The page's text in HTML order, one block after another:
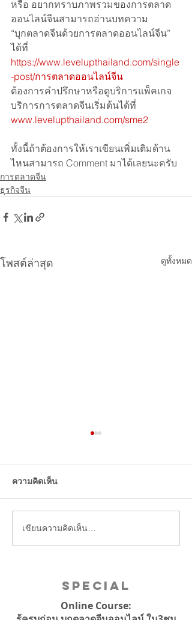
หรือ อยากทราบภาพรวมของการตลาด
ออนไลน์จีนสามารถอ่านบทความ
“บุกตลาดจีนด้วยการตลาดออนไลน์จีน”
ได้ที่
https://www.levelupthailand.com/single
-post/การตลาดออนไลน์จีน
ต้องการคำปรึกษาหรือดูบริการแพ็คเกจ
บริการการตลาดจีนเริ่มต้นได้ที่
www.levelupthailand.com/sme2
ทั้งนี้ถ้าต้องการให้เราเขียนเพิ่มเติมด้าน
ไหนสามารถ Comment มาได้เลยนะครับ
การตลาดจีน
ธุรกิจจีน
โพสต์ล่าสุด ดูทั้งหมด
ในจีน อีกธุรกิจไทยที่ได้รับ
ความนิยมจากคนจีน
ความคิดเห็น
เขียนความคิดเห็น…
Special
Online Course: